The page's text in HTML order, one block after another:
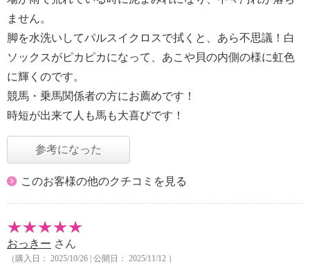
ません。
脚を水洗いしてパルスイクロスで拭くと、あら不思議！白
ソックスがピカピカになって、あこや貝の内側の様に虹色
に輝くのです。
競馬・乗馬関係者の方にお薦めです！
時短が出来て人も馬も大喜びです！
参考になった
このお客様の他のクチコミを見る
おっきー さん
（購入日： 2025/10/26 | 公開日： 2025/11/12 ）